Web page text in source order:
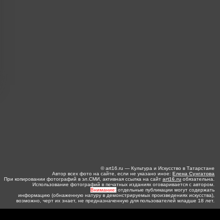
© art16.ru — Культура и Искусство в Татарстане
Автор всех фото на сайте, если не указано иное: Елена Сунгатова
При копировании фотографий в эл.СМИ, активная ссылка на сайт art16.ru обязательна.
Использование фотографий в печатных изданиях оговаривается с автором.
Внимание: отдельные публикации могут содержать
информацию (обнаженную натуру в демонстрируемых произведениях искусства),
возможно, черт их знает, не предназначенную для пользователей младше 18 лет.